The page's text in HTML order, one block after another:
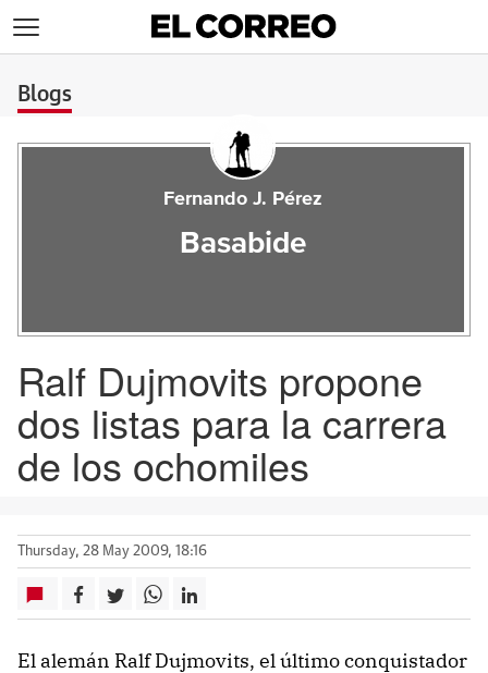
Blogs
Fernando J. Pérez
Basabide
Ralf Dujmovits propone
dos listas para la carrera
de los ochomiles
Thursday, 28 May 2009, 18:16
El alemán Ralf Dujmovits, el último conquistador